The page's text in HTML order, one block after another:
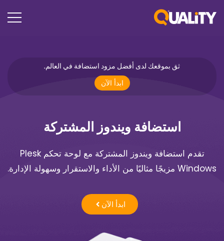
ثق بموقعك لدى أفضل مزود استضافة في العالم.
ابدأ الآن
استضافة ويندوز المشتركة
تقدم استضافة ويندوز المشتركة مع لوحة تحكم Plesk
Windows مزيجًا مثاليًا من الأداء والاستقرار وسهولة الإدارة.
ابدأ الآن